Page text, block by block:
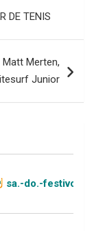
DE TENIS
Merten,
Junior
(11-20h)